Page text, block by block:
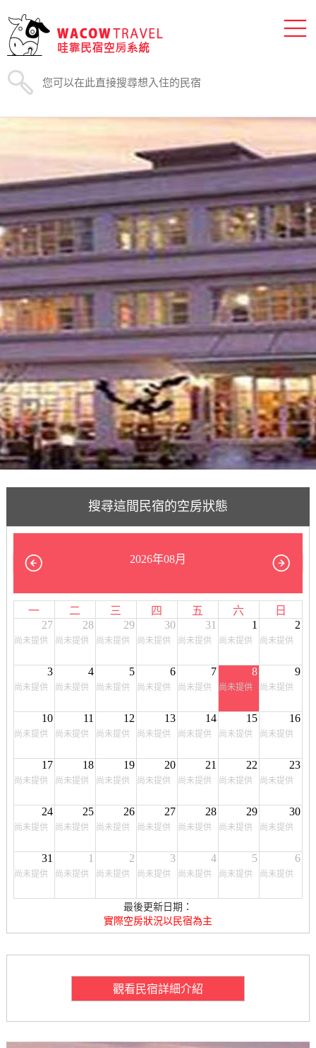
搜尋這間民宿的空房狀態
2026年08月
一 二 三 四 五 六
日
27
尚未提供
28
尚未提供
29
尚未提供
30
尚未提供
31
尚未提供
1
尚未提供
2
尚未提供
3
尚未提供
4
尚未提供
5
尚未提供
6
尚未提供
7
尚未提供
8
尚未提供
9
尚未提供
10
尚未提供
11
尚未提供
12
尚未提供
13
尚未提供
14
尚未提供
15
尚未提供
16
尚未提供
17
尚未提供
18
尚未提供
19
尚未提供
20
尚未提供
21
尚未提供
22
尚未提供
23
尚未提供
24
尚未提供
25
尚未提供
26
尚未提供
27
尚未提供
28
尚未提供
29
尚未提供
30
尚未提供
31
尚未提供
1
尚未提供
2
尚未提供
3
尚未提供
4
尚未提供
5
尚未提供
6
尚未提供
最後更新日期：
實際空房狀況以民宿為主
觀看民宿詳細介紹